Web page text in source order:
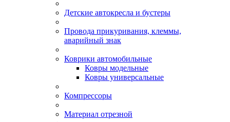
Детские автокресла и бустеры
Провода прикуривания, клеммы,
аварийный знак
Коврики автомобильные
Ковры модельные
Ковры универсальные
Компрессоры
Материал отрезной